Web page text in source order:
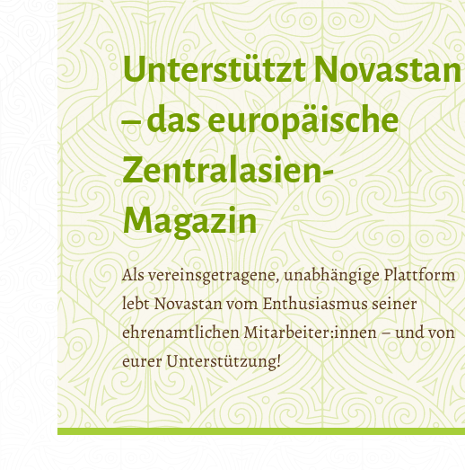
Unterstützt Novastan
– das europäische
Zentralasien-
Magazin
Als vereinsgetragene, unabhängige Plattform
lebt Novastan vom Enthusiasmus seiner
ehrenamtlichen Mitarbeiter:innen – und von
eurer Unterstützung!